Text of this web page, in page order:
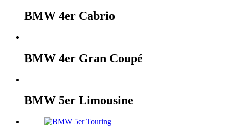
BMW 4er Cabrio
BMW 4er Gran Coupé
BMW 5er Limousine